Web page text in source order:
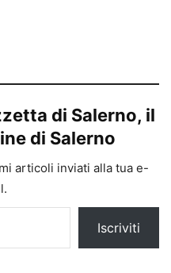
di Salerno, il
di Salerno
articoli inviati alla tua e-
Iscriviti